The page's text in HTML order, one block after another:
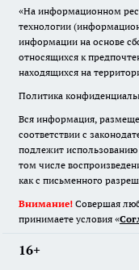
«На информационном
технологии
информации на основе
относящихся к
находящихся на
Политика
Вся информация,
соответствии с
подлежит
том числе
как с письменного
Внимание! Совершая
принимаете условия «
16+